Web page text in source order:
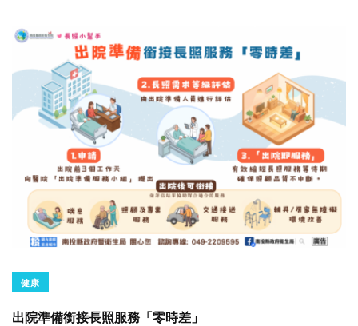
健康
出院準備銜接長照服務「零時差」